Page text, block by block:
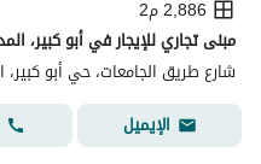
2,886 م2
مبنى تجاري للإيجار في أبو كبير،
شارع طريق الجامعات، حي أبو كبير،
الإيميل